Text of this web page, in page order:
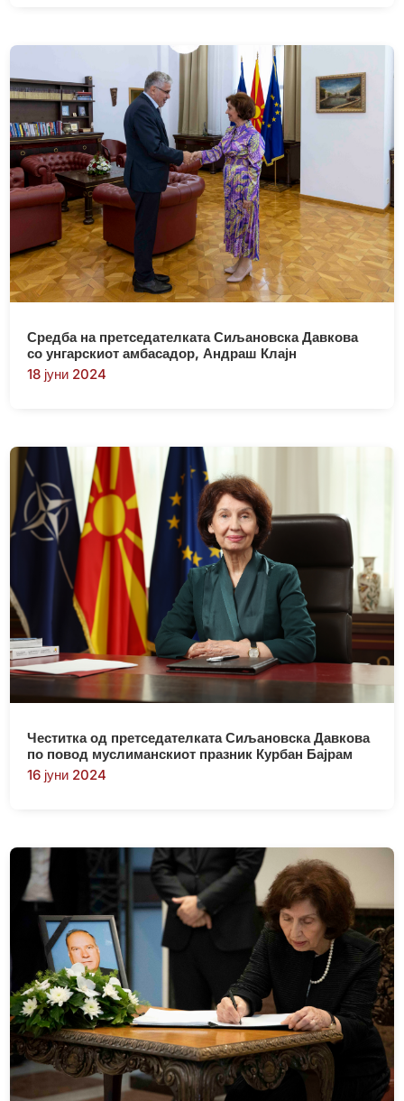
Средба на претседателката Сиљановска Давкова
со унгарскиот амбасадор, Андраш Клајн
18 јуни 2024
Честитка од претседателката Сиљановска Давкова
по повод муслиманскиот празник Курбан Бајрам
16 јуни 2024